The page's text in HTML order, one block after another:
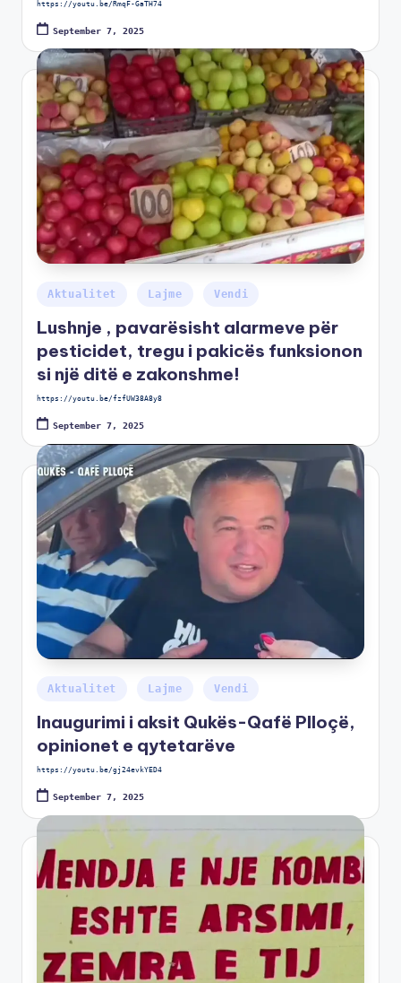
https://youtu.be/RmqF-GaTH74
September 7, 2025
Aktualitet Lajme Vendi
Lushnje , pavarësisht alarmeve për
pesticidet, tregu i pakicës funksionon
si një ditë e zakonshme!
https://youtu.be/fzfUW38A8y8
September 7, 2025
Aktualitet Lajme Vendi
Inaugurimi i aksit Qukës-Qafë Plloçë,
opinionet e qytetarëve
https://youtu.be/gj24evkYED4
September 7, 2025